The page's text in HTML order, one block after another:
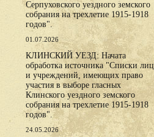
Серпуховского уездного земского
собрания на трехлетие 1915-1918
годов".
01.07.2026
КЛИНСКИЙ УЕЗД: Начата
обработка источника "Списки лиц
и учреждений, имеющих право
участия в выборе гласных
Клинского уездного земского
собрания на трехлетие 1915-1918
годов".
24.05.2026